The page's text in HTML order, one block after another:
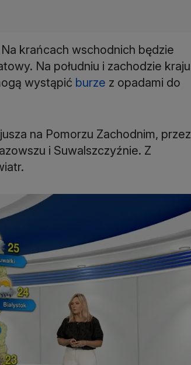
krańcach wschodnich będzie
Na południu i zachodzie kraju
wystąpić burze z opadami do
na Pomorzu Zachodnim, przez
i Suwalszczyźnie. Z